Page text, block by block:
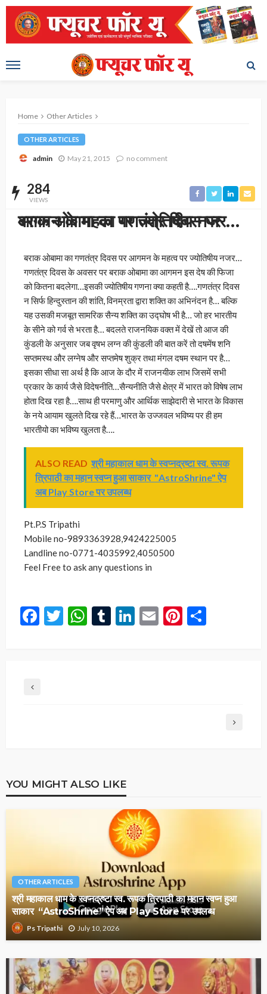
Home Other Articles
OTHER ARTICLES
admin May 21, 2015 no comment
284
VIEWS
बराक ओबामा का गणतंत्र दिवस पर आगमन के महत्व पर ज्योतिषीय नजर…
बराक ओबामा का गणतंत्र दिवस पर आगमन के महत्व पर ज्योतिषीय नजर…
गणतंत्र दिवस के अवसर पर बराक ओबामा का आगमन इस देष की फिजा
को कितना बदलेगा…इसकी ज्योतिषीय गणना क्या कहती है….गणतंत्र दिवस
न सिर्फ हिन्दुस्तान की शांति, विनम्रता द्वारा शक्ति का अभिनंदन है… बल्कि
यह उसकी मजबूत सामरिक सैन्य शक्ति का उद्घोष भी है… जो हर भारतीय
के सीने को गर्व से भरता है… बदलते राजनयिक वक्त में देखें तो आज की
कुंडली के अनुसार जब वृषभ लग्न की कुंडली की बात करें तो दषमेंष शनि
सप्तमस्थ और लग्नेष और सप्तमेष शुक्र तथा मंगल दषम स्थान पर है…
इसका सीधा सा अर्थ है कि आज के दौर में राजनयीक लाभ जिसमें सभी
प्रकार के कार्य जैसे विदेषनीति…सैन्यनीति जैसे क्षेत्र में भारत को विषेष लाभ
होता दिख रहा है….साथ ही परमाणु और आर्थिक साझेदारी से भारत के विकास
के नये आयाम खुलते दिख रहे हैं…भारत के उज्जवल भविष्य पर ही हम
भारतीयो का भविष्य खुलता है….
ALSO READ श्री महाकाल धाम के स्वप्नद्रष्टा स्व. रूपक
त्रिपाठी का महान स्वप्न हुआ साकार "AstroShrine" ऐप
अब Play Store पर उपलब्ध
Pt.P.S Tripathi
Mobile no-9893363928,9424225005
Landline no-0771-4035992,4050500
Feel Free to ask any questions in
Facebook
Twitter
WhatsApp
Tumblr
LinkedIn
EmailPinterest
YOU MIGHT ALSO LIKE
OTHER ARTICLES
श्री महाकाल धाम के स्वप्नद्रष्टा स्व. रूपक त्रिपाठी का महान स्वप्न हुआ
साकार “AstroShrine” ऐप अब Play Store पर उपलब्ध
Ps Tripathi July 10, 2026